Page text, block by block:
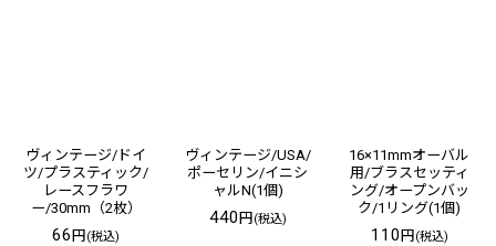
ヴィンテージ/ドイ
ツ/プラスティック/
レースフラワ
ー/30mm（2枚）
66円 (税込)
ヴィンテージ/USA/
ポーセリン/イニシ
ャルN(1個)
440 円 (税込)
16×11mmオーバル
用/ブラスセッティ
ング/オープンバッ
ク/1リング(1個)
110 円 (税込)